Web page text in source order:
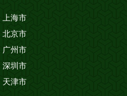
上海市
北京市
广州市
深圳市
天津市